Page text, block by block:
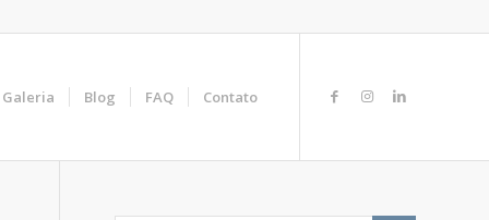
Galeria Blog FAQ Contato